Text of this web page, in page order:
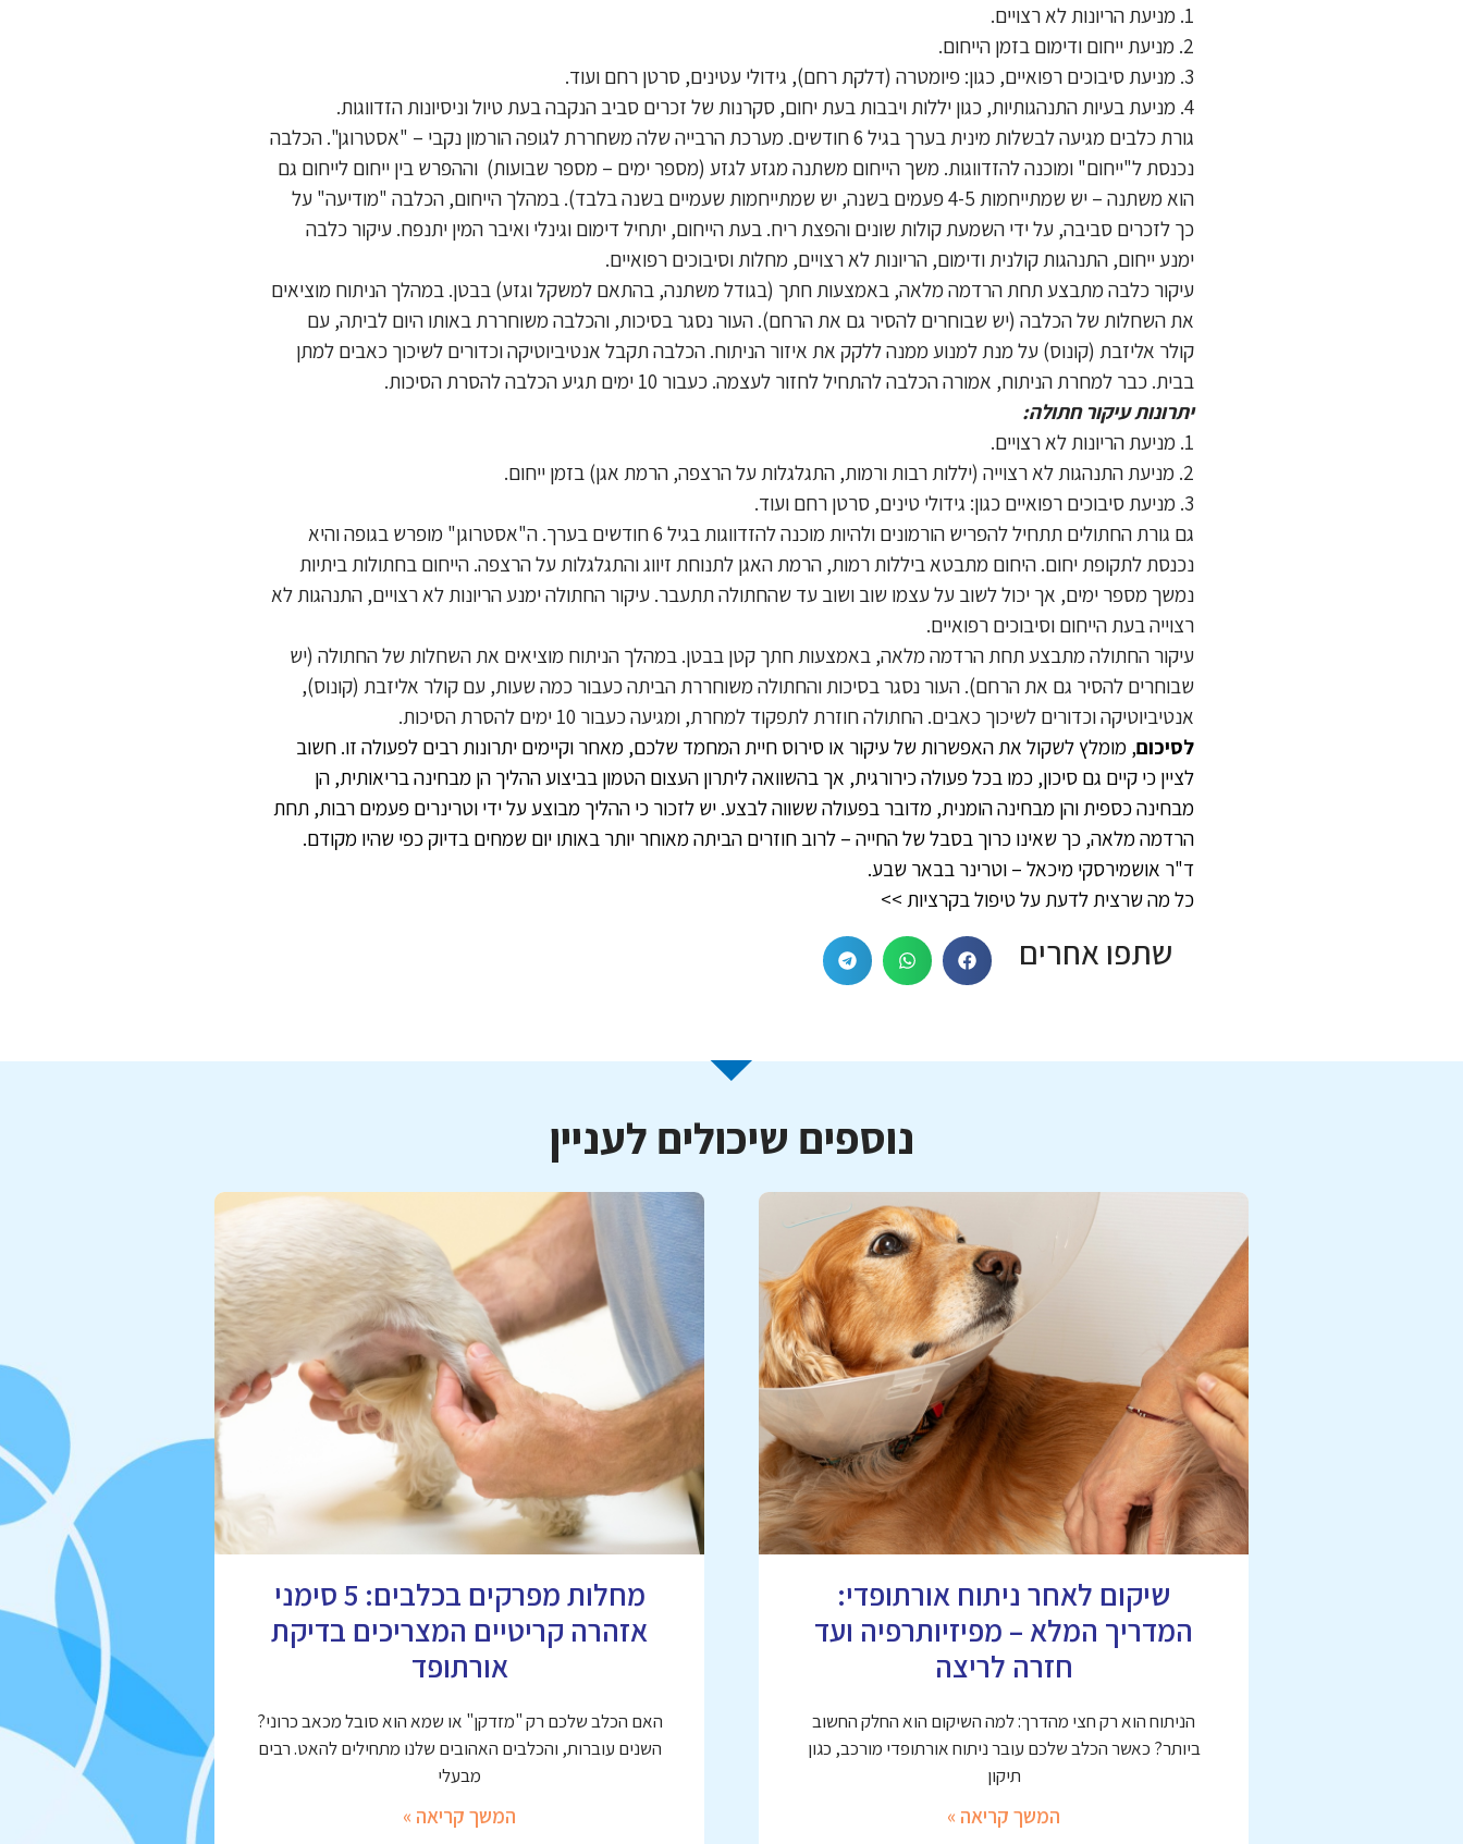
1. מניעת הריונות לא רצויים.
2. מניעת ייחום ודימום בזמן הייחום.
3. מניעת סיבוכים רפואיים, כגון: פיומטרה (דלקת רחם), גידולי עטינים, סרטן רחם ועוד.
4. מניעת בעיות התנהגותיות, כגון יללות ויבבות בעת יחום, סקרנות של זכרים סביב הנקבה בעת טיול וניסיונות הזדווגות.
גורת כלבים מגיעה לבשלות מינית בערך בגיל 6 חודשים. מערכת הרבייה שלה משחררת לגופה הורמון נקבי – "אסטרוגן". הכלבה
נכנסת ל"ייחום" ומוכנה להזדווגות. משך הייחום משתנה מגזע לגזע (מספר ימים – מספר שבועות) וההפרש בין ייחום לייחום גם
הוא משתנה – יש שמתייחמות 4-5 פעמים בשנה, יש שמתייחמות שעמיים בשנה בלבד). במהלך הייחום, הכלבה "מודיעה" על
כך לזכרים סביבה, על ידי השמעת קולות שונים והפצת ריח. בעת הייחום, יתחיל דימום וגינלי ואיבר המין יתנפח. עיקור כלבה
ימנע ייחום, התנהגות קולנית ודימום, הריונות לא רצויים, מחלות וסיבוכים רפואיים.
עיקור כלבה מתבצע תחת הרדמה מלאה, באמצעות חתך (בגודל משתנה, בהתאם למשקל וגזע) בבטן. במהלך הניתוח מוציאים
את השחלות של הכלבה (יש שבוחרים להסיר גם את הרחם). העור נסגר בסיכות, והכלבה משוחררת באותו היום לביתה, עם
קולר אליזבת (קונוס) על מנת למנוע ממנה ללקק את איזור הניתוח. הכלבה תקבל אנטיביוטיקה וכדורים לשיכוך כאבים למתן
בבית. כבר למחרת הניתוח, אמורה הכלבה להתחיל לחזור לעצמה. כעבור 10 ימים תגיע הכלבה להסרת הסיכות.
יתרונות עיקור חתולה:
1. מניעת הריונות לא רצויים.
2. מניעת התנהגות לא רצוייה (יללות רבות ורמות, התגלגלות על הרצפה, הרמת אגן) בזמן ייחום.
3. מניעת סיבוכים רפואיים כגון: גידולי טינים, סרטן רחם ועוד.
גם גורת החתולים תתחיל להפריש הורמונים ולהיות מוכנה להזדווגות בגיל 6 חודשים בערך. ה"אסטרוגן" מופרש בגופה והיא
נכנסת לתקופת יחום. היחום מתבטא ביללות רמות, הרמת האגן לתנוחת זיווג והתגלגלות על הרצפה. הייחום בחתולות ביתיות
נמשך מספר ימים, אך יכול לשוב על עצמו שוב ושוב עד שהחתולה תתעבר. עיקור החתולה ימנע הריונות לא רצויים, התנהגות לא
רצוייה בעת הייחום וסיבוכים רפואיים.
עיקור החתולה מתבצע תחת הרדמה מלאה, באמצעות חתך קטן בבטן. במהלך הניתוח מוציאים את השחלות של החתולה (יש
שבוחרים להסיר גם את הרחם). העור נסגר בסיכות והחתולה משוחררת הביתה כעבור כמה שעות, עם קולר אליזבת (קונוס),
אנטיביוטיקה וכדורים לשיכוך כאבים. החתולה חוזרת לתפקוד למחרת, ומגיעה כעבור 10 ימים להסרת הסיכות.
לסיכום, מומלץ לשקול את האפשרות של עיקור או סירוס חיית המחמד שלכם, מאחר וקיימים יתרונות רבים לפעולה זו. חשוב
לציין כי קיים גם סיכון, כמו בכל פעולה כירורגית, אך בהשוואה ליתרון העצום הטמון בביצוע ההליך הן מבחינה בריאותית, הן
מבחינה כספית והן מבחינה הומנית, מדובר בפעולה ששווה לבצע. יש לזכור כי ההליך מבוצע על ידי וטרינרים פעמים רבות, תחת
הרדמה מלאה, כך שאינו כרוך בסבל של החייה – לרוב חוזרים הביתה מאוחר יותר באותו יום שמחים בדיוק כפי שהיו מקודם.
ד"ר אושמירסקי מיכאל – וטרינר בבאר שבע.
כל מה שרצית לדעת על טיפול בקרציות >>
שתפו אחרים
נוספים שיכולים לעניין
שיקום לאחר ניתוח אורתופדי:
המדריך המלא – מפיזיותרפיה ועד
חזרה לריצה
הניתוח הוא רק חצי מהדרך: למה השיקום הוא החלק החשוב
ביותר? כאשר הכלב שלכם עובר ניתוח אורתופדי מורכב, כגון
תיקון
המשך קריאה »
מחלות מפרקים בכלבים: 5 סימני
אזהרה קריטיים המצריכים בדיקת
אורתופד
האם הכלב שלכם רק "מזדקן" או שמא הוא סובל מכאב כרוני?
השנים עוברות, והכלבים האהובים שלנו מתחילים להאט. רבים
מבעלי
המשך קריאה »